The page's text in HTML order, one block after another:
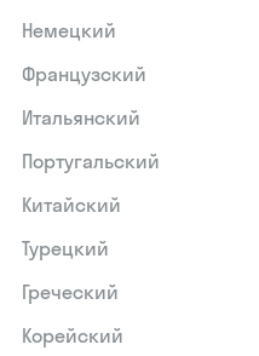
Немецкий
Французский
Итальянский
Португальский
Китайский
Турецкий
Греческий
Корейский